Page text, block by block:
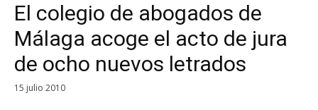
El colegio de abogados de
Málaga acoge el acto de jura
de ocho nuevos letrados
15 julio 2010